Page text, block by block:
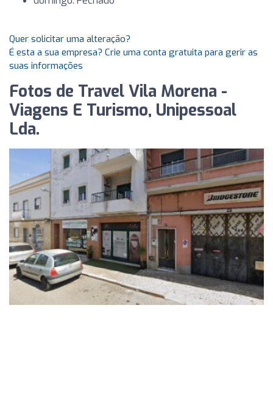
Quer solicitar uma alteração?
É esta a sua empresa? Crie uma conta gratuita para gerir as
suas informações
Fotos de Travel Vila Morena -
Viagens E Turismo, Unipessoal
Lda.